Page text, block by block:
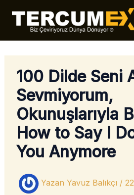
atla
100 Dilde Seni
Sevmiyorum,
Okunuşlarıyla
How to Say I
You Anymore
Yazan Yavuz Balıkçı /